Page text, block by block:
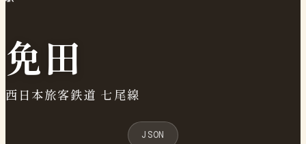
免田
西日本旅客鉄道 七尾線
JSON